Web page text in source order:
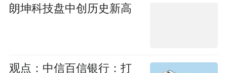
朗坤科技盘中创历史新高
观点：中信百信银行：打